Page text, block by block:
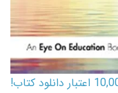
کارت اعتباری کتاب دانلود با 10,000,000 اعتبار دانلود کتاب!